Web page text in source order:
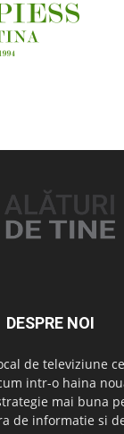
DESPRE NOI
de televiziune
intr-o haina
mai buna
de informatie si